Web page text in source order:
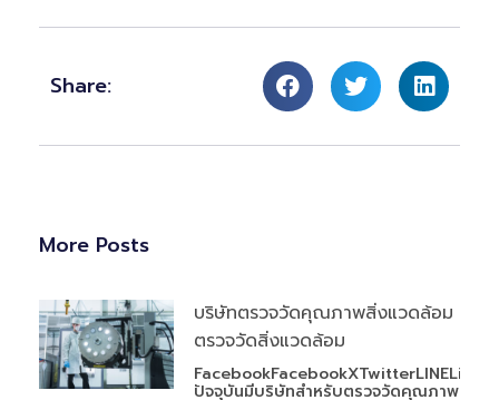
Share:
More Posts
บริษัทตรวจวัดคุณภาพสิ่งแวดล้อม
ตรวจวัดสิ่งแวดล้อม
FacebookFacebookXTwitterLINELineใน
ปัจจุบันมีบริษัทสำหรับตรวจวัดคุณภาพสิ่ง